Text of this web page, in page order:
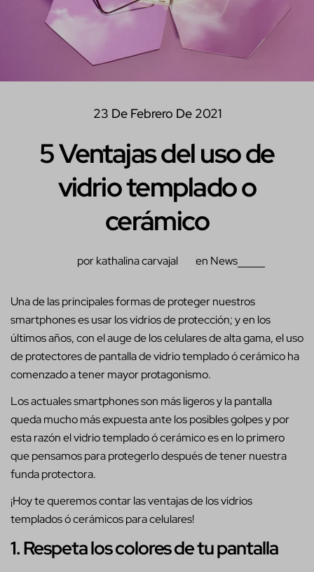
23 De Febrero De 2021
5 Ventajas del uso de
vidrio templado o
cerámico
por kathalina carvajal en News
Una de las principales formas de proteger nuestros
smartphones es usar los vidrios de protección; y en los
últimos años, con el auge de los celulares de alta gama, el uso
de protectores de pantalla de vidrio templado ó cerámico ha
comenzado a tener mayor protagonismo.
Los actuales smartphones son más ligeros y la pantalla
queda mucho más expuesta ante los posibles golpes y por
esta razón el vidrio templado ó cerámico es en lo primero
que pensamos para protegerlo después de tener nuestra
funda protectora.
¡Hoy te queremos contar las ventajas de los vidrios
templados ó cerámicos para celulares!
1. Respeta los colores de tu pantalla